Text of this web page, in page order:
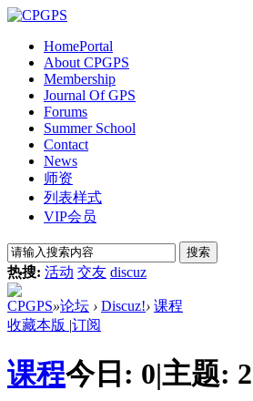
HomePortal
About CPGPS
Membership
Journal Of GPS
Forums
Summer School
Contact
News
师资
列表样式
VIP会员
搜索
热搜: 活动 交友 discuz
CPGPS»论坛 › Discuz!› 课程
收藏本版 |订阅
课程今日: 0|主题: 2